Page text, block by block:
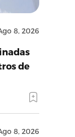
8, 2026
de
8, 2026